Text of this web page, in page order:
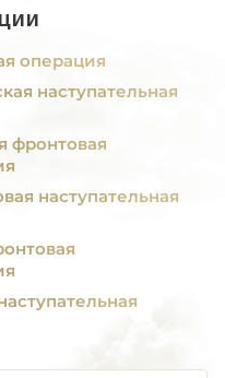
операция
наступательная
фронтовая
наступательная